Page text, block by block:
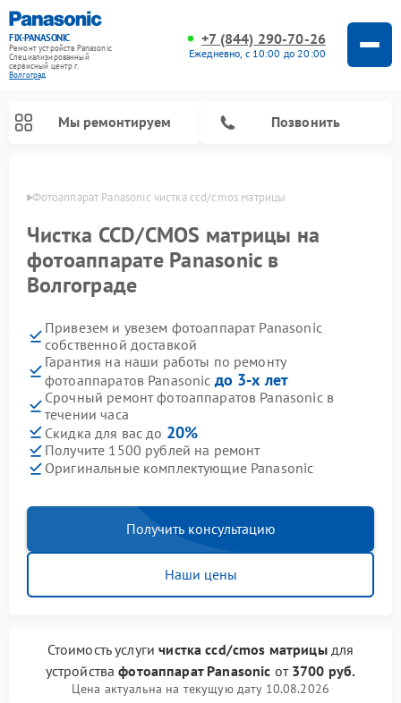
FIX-PANASONIC
Ремонт устройств Panasonic
Специализированный
cервисный центр г.
Волгоград
+7 (844) 290-70-26
Ежедневно, с 10:00 до 20:00
Мы ремонтируем Позвонить
Фотоаппарат Panasonic чистка ccd/cmos матрицы
Чистка CCD/CMOS матрицы на
фотоаппарате Panasonic в
Волгограде
Привезем и увезем фотоаппарат Panasonic
собственной доставкой
Гарантия на наши работы по ремонту
фотоаппаратов Panasonic до 3-х лет
Срочный ремонт фотоаппаратов Panasonic в
течении часа
Скидка для вас до 20%
Получите 1500 рублей на ремонт
Оригинальные комплектующие Panasonic
Получить консультацию
Наши цены
Стоимость услугичистка ccd/cmos матрицыдля
устройствафотоаппарат Panasonic от 3700 руб.
Цена актуальна на текущую дату 10.08.2026